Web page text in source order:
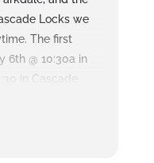
Locks we
The first
6th @ 10:30a in
in Cascade
y el